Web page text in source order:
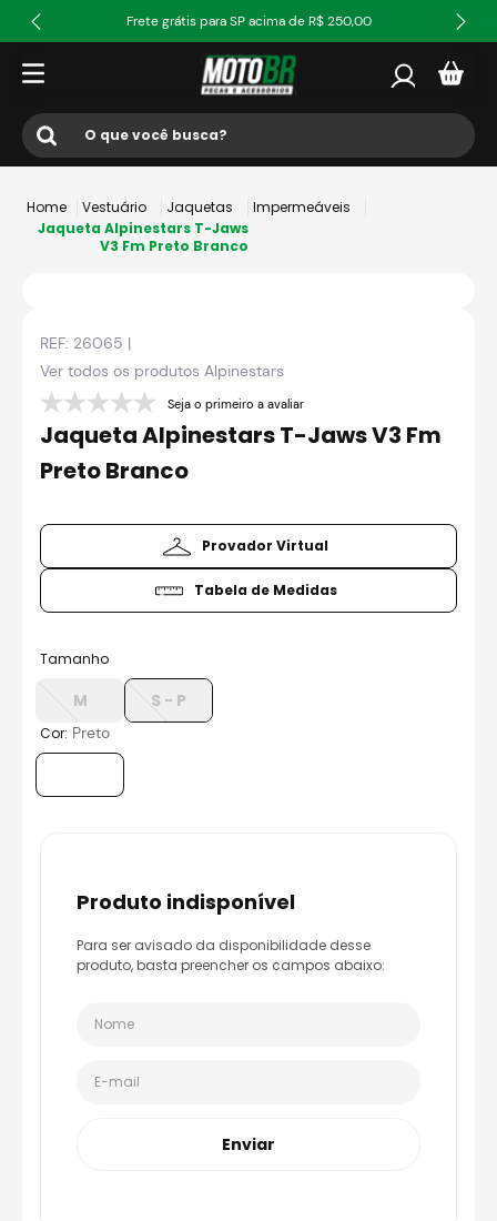
Frete grátis para SP acima de R$ 250,00
O que você busca?
1º ls2
4º fw3
5 º jaqueta
7º axxis fenix
9
10
Vestuário Jaquetas
Impermeáveis
Jaqueta Alpinestars T-Jaws
V3 Fm Preto Branco
REF: 26065 |
Ver todos os produtos Alpinestars
Seja o primeiro a avaliar
Jaqueta Alpinestars T-Jaws V3 Fm
Preto Branco
Tamanho
M S - P
Cor: Preto
Provador Virtual
Tabela de Medidas
produto indisponível
Para ser avisado da disponibilidade desse
produto, basta preencher os campos abaixo:
Enviar